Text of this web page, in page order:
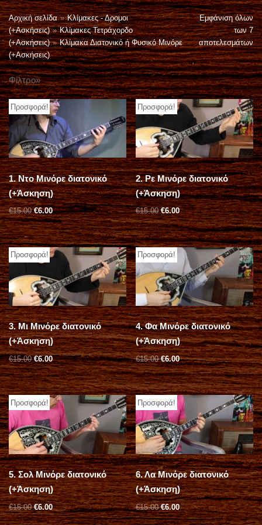
Μεταπηδήστε
στο
περιεχόμενο
Α
ν
α
ζ
ή
τ
η
σ
η
γ
ι
α
:
ΑΝ
ΑΖ
ΉΤ
ΗΣ
Η
Αρχική
Κατάστημα
Κλίμακες – Δρόμοι (+Ασκήσεις)
Εκμάθηση Τραγουδιών
Ρυθμολογία
Ασκήσεις Τεχνικής & Δεξιοτεχνίας
Εκμάθηση σε ταξίμια
Πακέτα Μαθημάτων
Mp3 για εξάσκηση
Αρχική σελίδα » Κλίμακες - Δρομοι
(+Ασκήσεις) » Κλίμακες Τετράχορδο
(+Ασκήσεις) » Κλίμακα Διατονικό ή Φυσικό Μινόρε
(+Ασκήσεις)
Εμφάνιση όλων
των 7
αποτελεσμάτων
Φίλτρο»
Προσφορά!
1. Ντο Μινόρε διατονικό
(+Άσκηση)
€15.00 €6.00
Προσφορά!
2. Ρε Μινόρε διατονικό
(+Άσκηση)
€15.00 €6.00
Προσφορά!
3. Μι Μινόρε διατονικό
(+Άσκηση)
€15.00 €6.00
Προσφορά!
4. Φα Μινόρε διατονικό
(+Άσκηση)
€15.00 €6.00
Προσφορά!
5. Σολ Μινόρε διατονικό
(+Άσκηση)
€15.00 €6.00
Προσφορά!
6. Λα Μινόρε διατονικό
(+Άσκηση)
€15.00 €6.00